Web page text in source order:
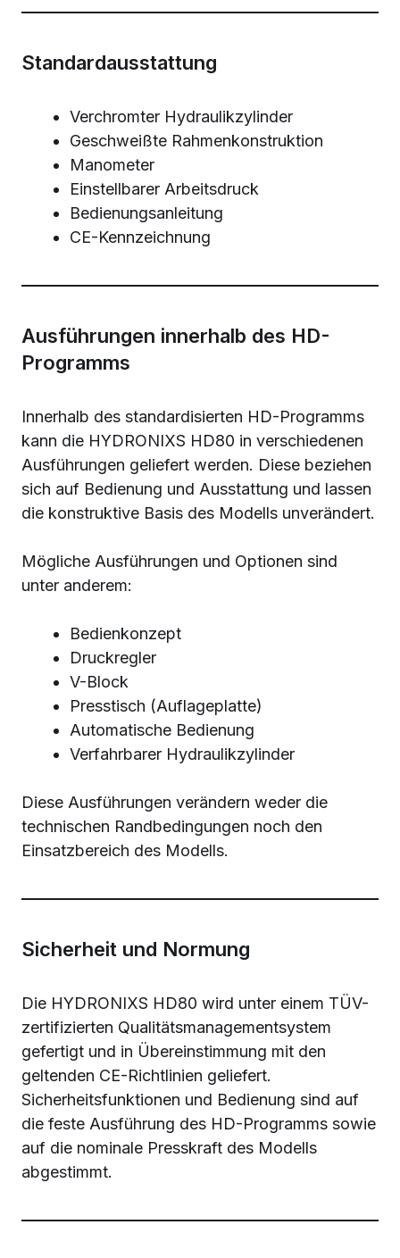
Standardausstattung
Verchromter Hydraulikzylinder
Geschweißte Rahmenkonstruktion
Manometer
Einstellbarer Arbeitsdruck
Bedienungsanleitung
CE-Kennzeichnung
Ausführungen innerhalb des HD-
Programms
Innerhalb des standardisierten HD-Programms
kann die HYDRONIXS HD80 in verschiedenen
Ausführungen geliefert werden. Diese beziehen
sich auf Bedienung und Ausstattung und lassen
die konstruktive Basis des Modells unverändert.
Mögliche Ausführungen und Optionen sind
unter anderem:
Bedienkonzept
Druckregler
V-Block
Presstisch (Auflageplatte)
Automatische Bedienung
Verfahrbarer Hydraulikzylinder
Diese Ausführungen verändern weder die
technischen Randbedingungen noch den
Einsatzbereich des Modells.
Sicherheit und Normung
Die HYDRONIXS HD80 wird unter einem TÜV-
zertifizierten Qualitätsmanagementsystem
gefertigt und in Übereinstimmung mit den
geltenden CE-Richtlinien geliefert.
Sicherheitsfunktionen und Bedienung sind auf
die feste Ausführung des HD-Programms sowie
auf die nominale Presskraft des Modells
abgestimmt.